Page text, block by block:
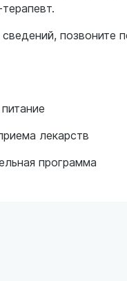
позвоните
лекарств
программа